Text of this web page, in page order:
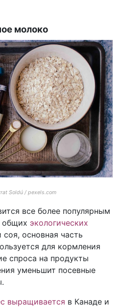
молоко
Soldú / pexels.com
все более популярным
общих экологических
соя, основная часть
для кормления
спроса на продукты
уменьшит посевные
выращивается в Канаде и